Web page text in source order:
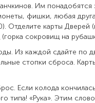
Им
фишки, любая
Отделите карты Дверей
сокровищ на
Из каждой сдайте по
стопки сброса.
Если колода
типа! «Рука». Этим